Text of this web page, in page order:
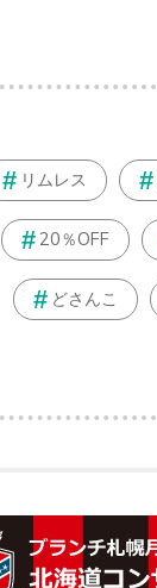
リムレス
20％OFF
どさんこ